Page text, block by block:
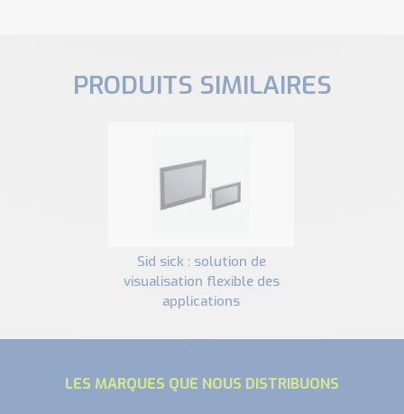
PRODUITS SIMILAIRES
sid sick : solution de
visualisation flexible des
applications
LES MARQUES QUE NOUS DISTRIBUONS